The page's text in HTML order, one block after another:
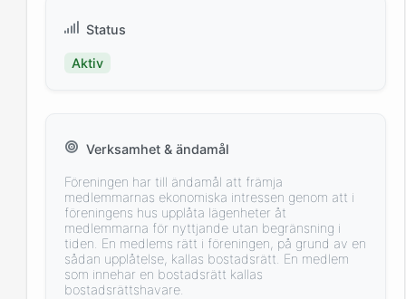
Status
Aktiv
Verksamhet & ändamål
Föreningen har till ändamål att främja
medlemmarnas ekonomiska intressen genom att i
föreningens hus upplåta lägenheter åt
medlemmarna för nyttjande utan begränsning i
tiden. En medlems rätt i föreningen, på grund av en
sådan upplåtelse, kallas bostadsrätt. En medlem
som innehar en bostadsrätt kallas
bostadsrättshavare.